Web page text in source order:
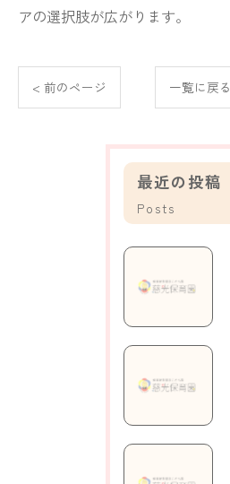
アの選択肢が広がります。
< 前のページ 一覧に戻る
最近の投稿
Posts